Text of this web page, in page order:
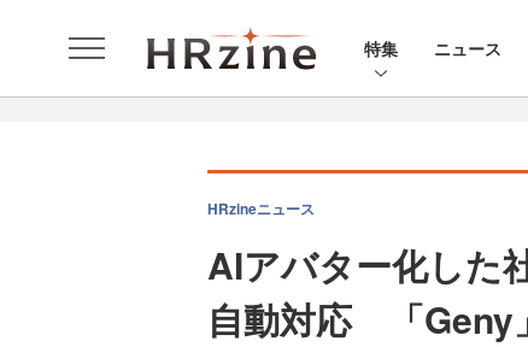
特集 ニュース
HRzineニュース
AIアバター化した
自動対応 「Geny